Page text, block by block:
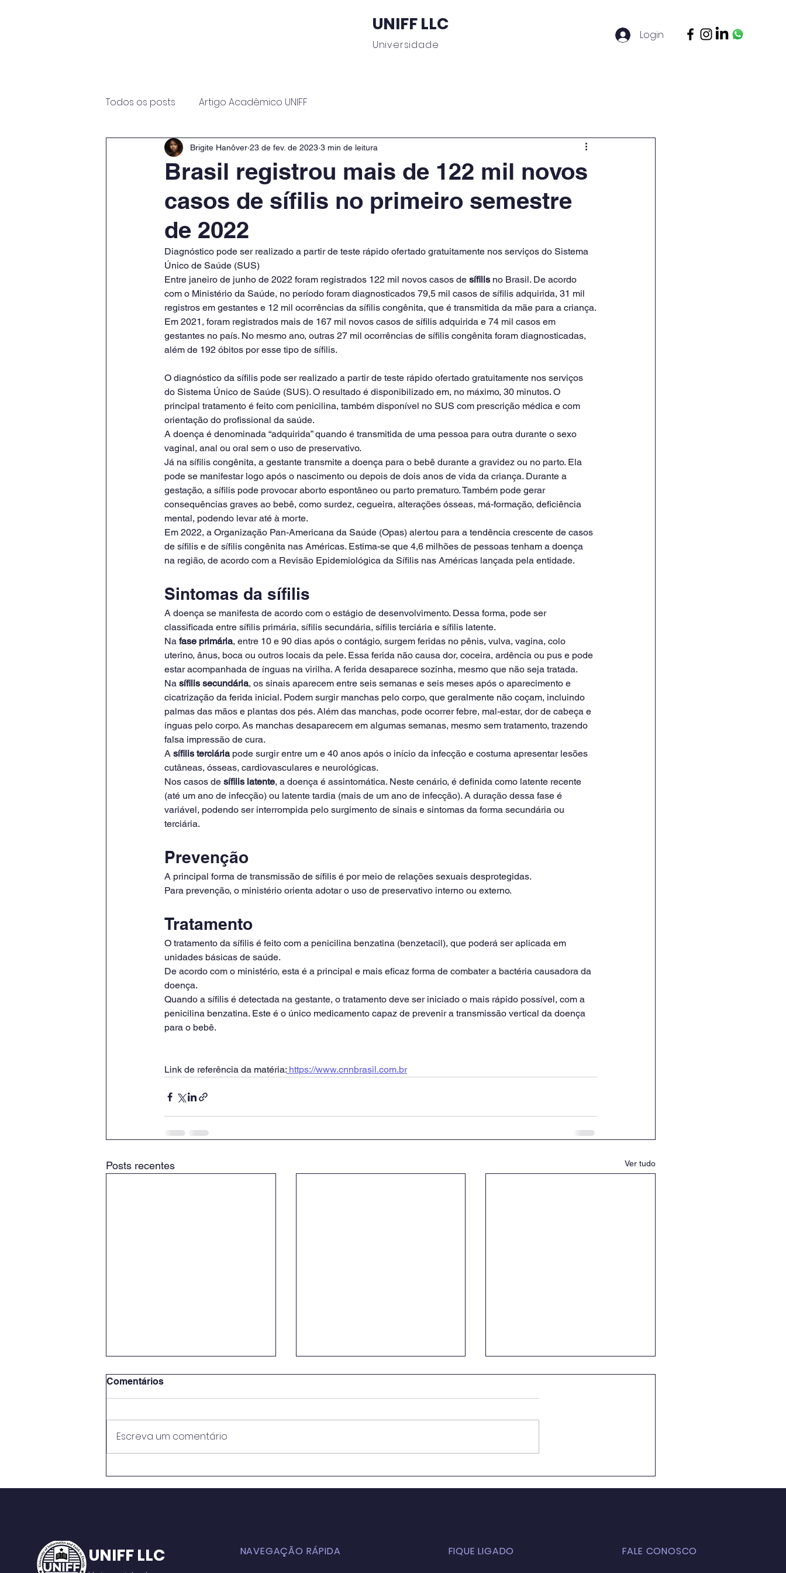
UNIFF LLC
Universidade
Login
Todos os posts Artigo Acadêmico UNIFF
Brasil registrou mais de 122 mil novos
casos de sífilis no primeiro semestre
de 2022
Brigite Hanôver 23 de fev. de 2023 3 min de leitura
Diagnóstico pode ser realizado a partir de teste rápido ofertado gratuitamente nos serviços do Sistema
Único de Saúde (SUS)
Entre janeiro de junho de 2022 foram registrados 122 mil novos casos de sífilis no Brasil. De acordo
com o Ministério da Saúde, no período foram diagnosticados 79,5 mil casos de sífilis adquirida, 31 mil
registros em gestantes e 12 mil ocorrências da sífilis congênita, que é transmitida da mãe para a criança.
Em 2021, foram registrados mais de 167 mil novos casos de sífilis adquirida e 74 mil casos em
gestantes no país. No mesmo ano, outras 27 mil ocorrências de sífilis congênita foram diagnosticadas,
além de 192 óbitos por esse tipo de sífilis.
O diagnóstico da sífilis pode ser realizado a partir de teste rápido ofertado gratuitamente nos serviços
do Sistema Único de Saúde (SUS). O resultado é disponibilizado em, no máximo, 30 minutos. O
principal tratamento é feito com penicilina, também disponível no SUS com prescrição médica e com
orientação do profissional da saúde.
A doença é denominada “adquirida” quando é transmitida de uma pessoa para outra durante o sexo
vaginal, anal ou oral sem o uso de preservativo.
Já na sífilis congênita, a gestante transmite a doença para o bebê durante a gravidez ou no parto. Ela
pode se manifestar logo após o nascimento ou depois de dois anos de vida da criança. Durante a
gestação, a sífilis pode provocar aborto espontâneo ou parto prematuro. Também pode gerar
consequências graves ao bebê, como surdez, cegueira, alterações ósseas, má-formação, deficiência
mental, podendo levar até à morte.
Em 2022, a Organização Pan-Americana da Saúde (Opas) alertou para a tendência crescente de casos
de sífilis e de sífilis congênita nas Américas. Estima-se que 4,6 milhões de pessoas tenham a doença
na região, de acordo com a Revisão Epidemiológica da Sífilis nas Américas lançada pela entidade.
Sintomas da sífilis
A doença se manifesta de acordo com o estágio de desenvolvimento. Dessa forma, pode ser
classificada entre sífilis primária, sífilis secundária, sífilis terciária e sífilis latente.
Na fase primária, entre 10 e 90 dias após o contágio, surgem feridas no pênis, vulva, vagina, colo
uterino, ânus, boca ou outros locais da pele. Essa ferida não causa dor, coceira, ardência ou pus e pode
estar acompanhada de ínguas na virilha. A ferida desaparece sozinha, mesmo que não seja tratada.
Na sífilis secundária, os sinais aparecem entre seis semanas e seis meses após o aparecimento e
cicatrização da ferida inicial. Podem surgir manchas pelo corpo, que geralmente não coçam, incluindo
palmas das mãos e plantas dos pés. Além das manchas, pode ocorrer febre, mal-estar, dor de cabeça e
ínguas pelo corpo. As manchas desaparecem em algumas semanas, mesmo sem tratamento, trazendo
falsa impressão de cura.
A sífilis terciária pode surgir entre um e 40 anos após o início da infecção e costuma apresentar lesões
cutâneas, ósseas, cardiovasculares e neurológicas.
Nos casos de sífilis latente, a doença é assintomática. Neste cenário, é definida como latente recente
(até um ano de infecção) ou latente tardia (mais de um ano de infecção). A duração dessa fase é
variável, podendo ser interrompida pelo surgimento de sinais e sintomas da forma secundária ou
terciária.
Prevenção
A principal forma de transmissão de sífilis é por meio de relações sexuais desprotegidas.
Para prevenção, o ministério orienta adotar o uso de preservativo interno ou externo.
Tratamento
O tratamento da sífilis é feito com a penicilina benzatina (benzetacil), que poderá ser aplicada em
unidades básicas de saúde.
De acordo com o ministério, esta é a principal e mais eficaz forma de combater a bactéria causadora da
doença.
Quando a sífilis é detectada na gestante, o tratamento deve ser iniciado o mais rápido possível, com a
penicilina benzatina. Este é o único medicamento capaz de prevenir a transmissão vertical da doença
para o bebê.
Link de referência da matéria: https://www.cnnbrasil.com.br
Posts recentes Ver tudo
Comentários
Escreva um comentário
UNIFF LLC NAVEGAÇÃO RÁPIDA FIQUE LIGADO FALE CONOSCO